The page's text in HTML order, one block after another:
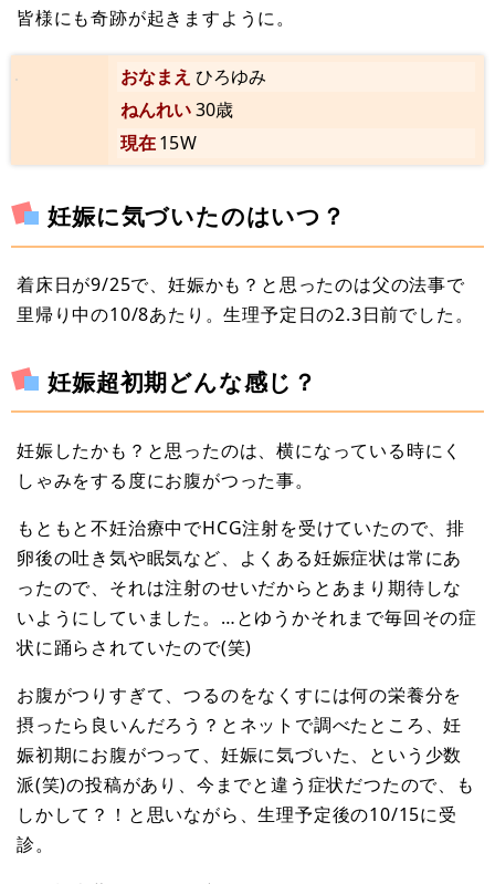
皆様にも奇跡が起きますように。
おなまえ ひろゆみ
ねんれい30歳
現在15W
妊娠に気づいたのはいつ？
着床日が9/25で、妊娠かも？と思ったのは父の法事で
里帰り中の10/8あたり。生理予定日の2.3日前でした。
妊娠超初期どんな感じ？
妊娠したかも？と思ったのは、横になっている時にく
しゃみをする度にお腹がつった事。
もともと不妊治療中でHCG注射を受けていたので、排
卵後の吐き気や眠気など、よくある妊娠症状は常にあ
ったので、それは注射のせいだからとあまり期待しな
いようにしていました。…とゆうかそれまで毎回その症
状に踊らされていたので(笑)
お腹がつりすぎて、つるのをなくすには何の栄養分を
摂ったら良いんだろう？とネットで調べたところ、妊
娠初期にお腹がつって、妊娠に気づいた、という少数
派(笑)の投稿があり、今までと違う症状だつたので、も
しかして？！と思いながら、生理予定後の10/15に受
診。